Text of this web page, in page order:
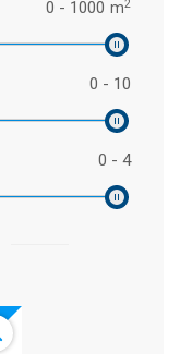
m2
0 - 1000
0 - 10
0 - 4